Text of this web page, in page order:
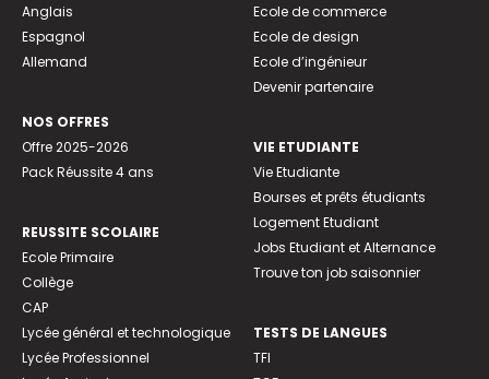
Anglais
Espagnol
Allemand
NOS OFFRES
Offre 2025-2026
Pack Réussite 4 ans
REUSSITE SCOLAIRE
Ecole Primaire
Collège
CAP
Lycée général et technologique
Lycée Professionnel
Ecole de commerce
Ecole de design
Ecole d’ingénieur
Devenir partenaire
VIE ETUDIANTE
Vie Etudiante
Bourses et prêts étudiants
Logement Etudiant
Jobs Etudiant et Alternance
Trouve ton job saisonnier
TESTS DE LANGUES
TFI